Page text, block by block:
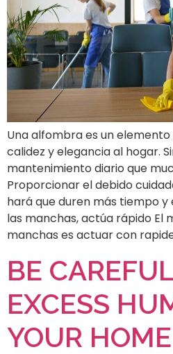
Una alfombra es un
calidez y elegancia al hogar.
mantenimiento diario que
Proporcionar el debido
hará que duren más tiempo
las manchas, actúa rápido El
manchas es actuar con
BE
EXCESS
YOUR HOME